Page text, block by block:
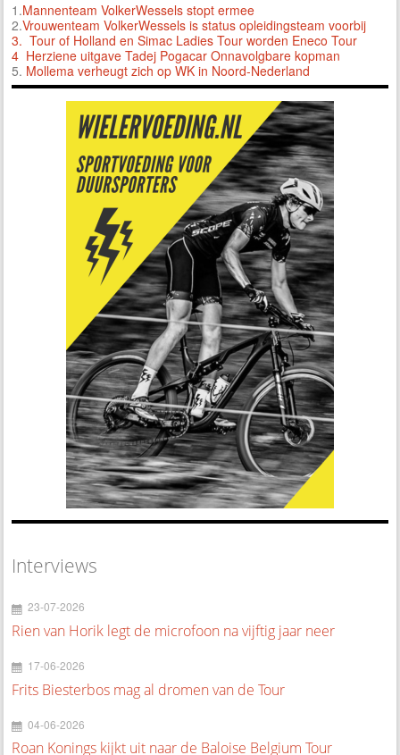
1.Mannenteam VolkerWessels stopt ermee
2.Vrouwenteam VolkerWessels is status opleidingsteam voorbij
3. Tour of Holland en Simac Ladies Tour worden Eneco Tour
4 Herziene uitgave Tadej Pogacar Onnavolgbare kopman
5. Mollema verheugt zich op WK in Noord-Nederland
Interviews
23-07-2026
Rien van Horik legt de microfoon na vijftig jaar neer
17-06-2026
Frits Biesterbos mag al dromen van de Tour
04-06-2026
Roan Konings kijkt uit naar de Baloise Belgium Tour